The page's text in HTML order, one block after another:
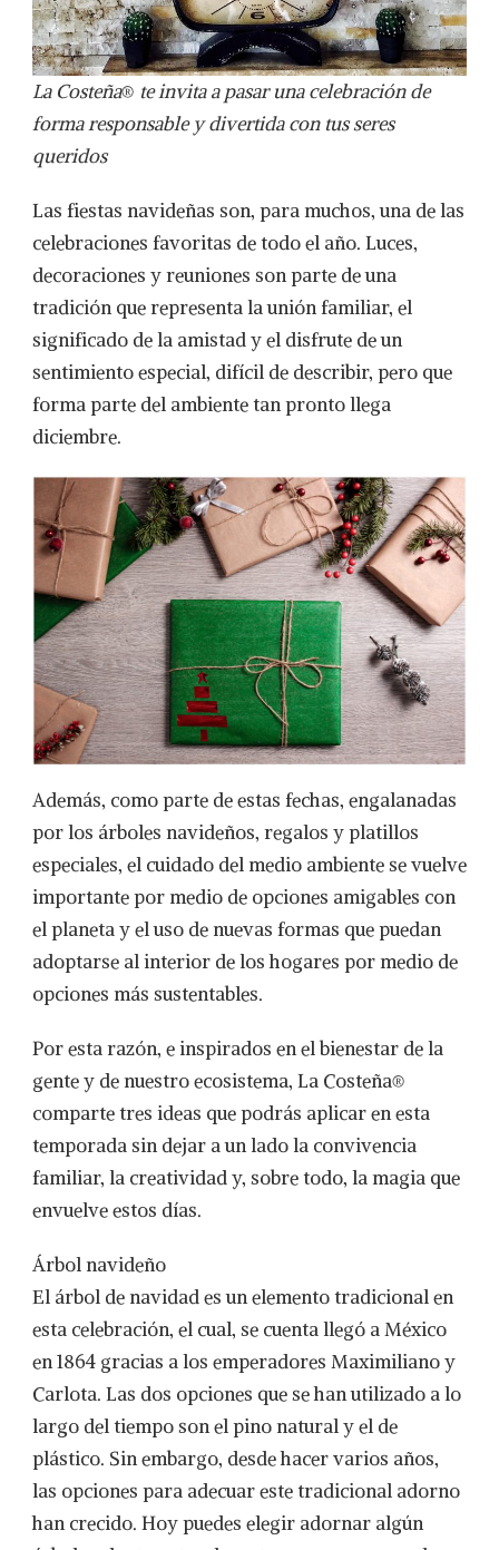
La Costeña® te invita a pasar una celebración de
forma responsable y divertida con tus seres
queridos
Las fiestas navideñas son, para muchos, una de las
celebraciones favoritas de todo el año. Luces,
decoraciones y reuniones son parte de una
tradición que representa la unión familiar, el
significado de la amistad y el disfrute de un
sentimiento especial, difícil de describir, pero que
forma parte del ambiente tan pronto llega
diciembre.
Además, como parte de estas fechas, engalanadas
por los árboles navideños, regalos y platillos
especiales, el cuidado del medio ambiente se vuelve
importante por medio de opciones amigables con
el planeta y el uso de nuevas formas que puedan
adoptarse al interior de los hogares por medio de
opciones más sustentables.
Por esta razón, e inspirados en el bienestar de la
gente y de nuestro ecosistema, La Costeña®
comparte tres ideas que podrás aplicar en esta
temporada sin dejar a un lado la convivencia
familiar, la creatividad y, sobre todo, la magia que
envuelve estos días.
Árbol navideño
El árbol de navidad es un elemento tradicional en
esta celebración, el cual, se cuenta llegó a México
en 1864 gracias a los emperadores Maximiliano y
Carlota. Las dos opciones que se han utilizado a lo
largo del tiempo son el pino natural y el de
plástico. Sin embargo, desde hacer varios años,
las opciones para adecuar este tradicional adorno
han crecido. Hoy puedes elegir adornar algún